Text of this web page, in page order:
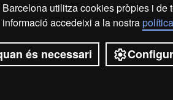
utilitza cookies pròpies i de
accedeixi a la nostra
és necessari
Inici Avís legal
2026